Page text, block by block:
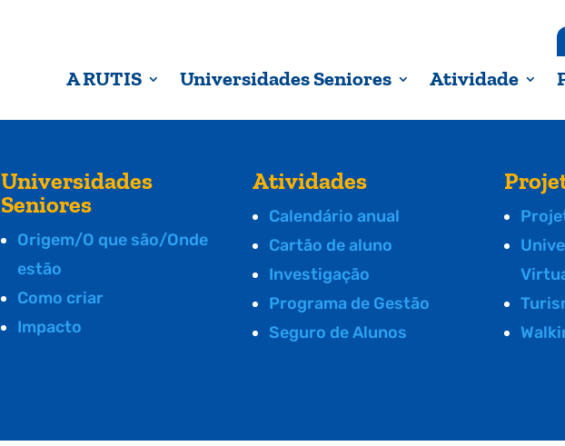
A RUTIS Universidades Seniores Atividade
Universidades
Seniores
Origem/O que são/Onde
estão
Como criar
Impacto
Atividades
Calendário anual
Cartão de aluno
Investigação
Programa de Gestão
Seguro de Alunos